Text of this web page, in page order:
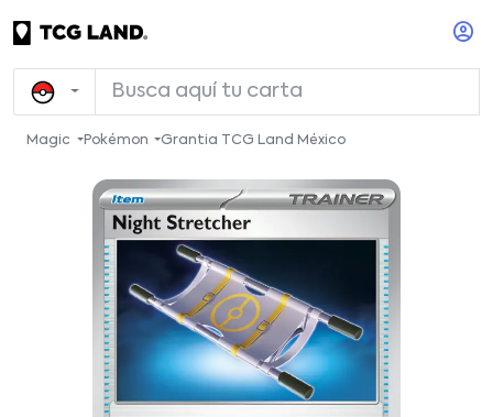
Magic Pokémon Grantia TCG Land México